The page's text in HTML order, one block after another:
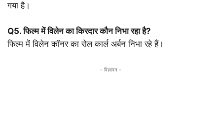
गया है।
Q5. फिल्म में विलेन का किरदार कौन निभा रहा है?
फिल्म में विलेन कॉनर का रोल कार्ल अर्बन निभा रहे हैं।
- विज्ञापन -